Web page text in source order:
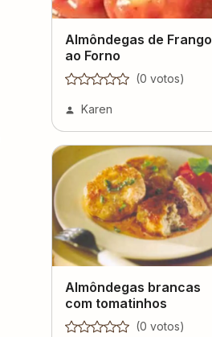
Almôndegas de Frango
ao Forno
(0 votos)
Karen
Almôndegas brancas
com tomatinhos
(0 votos)